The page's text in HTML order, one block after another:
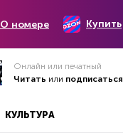
О номере Купить
Онлайн или печатный
Читать или подписаться
КУЛЬТУРА